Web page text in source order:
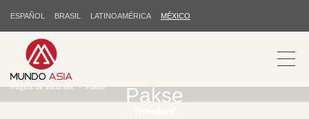
ESPAÑOL BRASIL LATINOAMÉRICA MÉXICO
Pakse
Página de inicio MX Pakse